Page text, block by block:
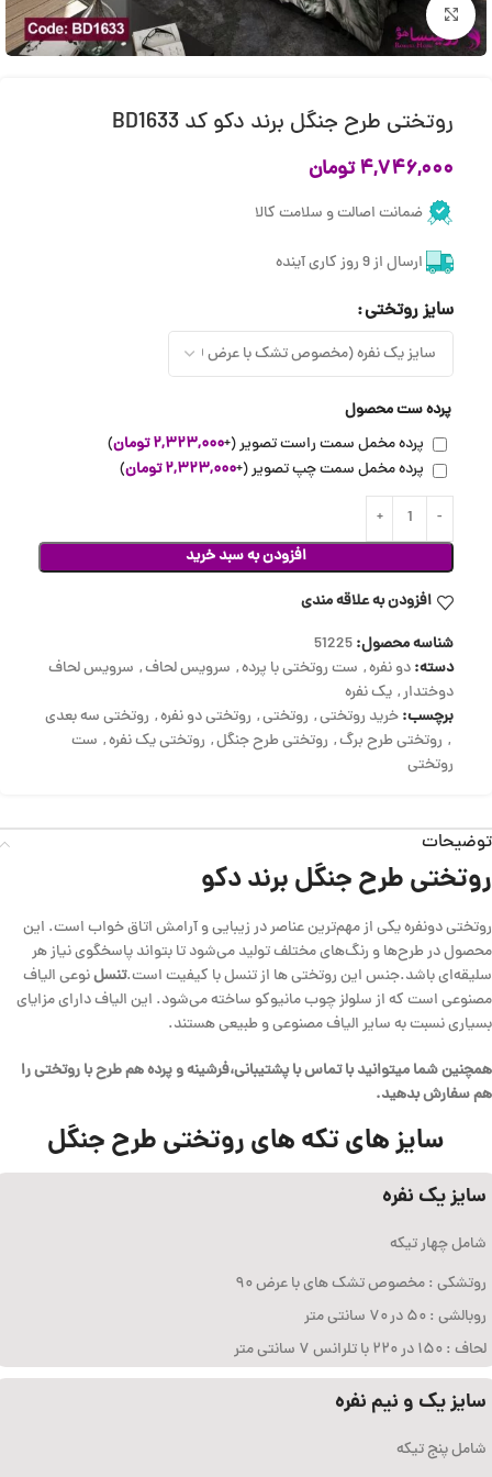
بزرگنمایی تصویر
روتختی طرح جنگل برند دکو کد BD1633
۴,۷۴۶,۰۰۰تومان
ضمانت اصالت و سلامت کالا
ارسال از 9 روز کاری آینده
سایز روتختی
پرده ست محصول
پرده مخمل سمت راست تصویر(+۲,۳۲۳,۰۰۰تومان)
پرده مخمل سمت چپ تصویر(+۲,۳۲۳,۰۰۰تومان)
افزودن به سبد خرید
افزودن به علاقه مندی
شناسه محصول:51225
دسته:دو نفره, ست روتختی با پرده, سرویس لحاف, سرویس لحاف
دوختدار, یک نفره
برچسب:خرید روتختی, روتختی, روتختی دو نفره, روتختی سه بعدی
, روتختی طرح برگ, روتختی طرح جنگل, روتختی یک نفره, ست
روتختی
توضیحات
روتختی طرح جنگل برند دکو
روتختی دونفره یکی از مهم‌ترین عناصر در زیبایی و آرامش اتاق خواب است. این
محصول در طرح‌ها و رنگ‌های مختلف تولید می‌شود تا بتواند پاسخگوی نیاز هر
سلیقه‌ای باشد.جنس این روتختی ها از تنسل با کیفیت است.تنسلنوعی الیاف
مصنوعی است که از سلولز چوب مانیوکو ساخته می‌شود. این الیاف دارای مزایای
بسیاری نسبت به سایر الیاف مصنوعی و طبیعی هستند.
همچنین شما میتوانید با تماس با پشتیبانی،فرشینه و پرده هم طرح با روتختی را
هم سفارش بدهید.
سایز های تکه های روتختی طرح جنگل
سایز یک نفره
شامل چهار تیکه
روتشکی : مخصوص تشک های با عرض ۹۰
روبالشی : ۵۰ در ۷۰ سانتی متر
لحاف : ۱۵۰ در ۲۲۰ با تلرانس ۷ سانتی متر
سایز یک و نیم نفره
شامل پنج تیکه